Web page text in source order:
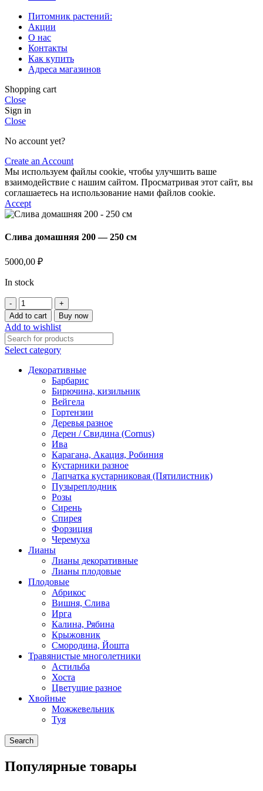
Питомник растений:
Акции
О нас
Контакты
Как купить
Адреса магазинов
Shopping cart
Close
Sign in
Close
No account yet?
Create an Account
Мы используем файлы cookie, чтобы улучшить ваше
взаимодействие с нашим сайтом. Просматривая этот сайт, вы
соглашаетесь на использование нами файлов cookie.
Accept
Слива домашняя 200 — 250 см
5000,00 ₽
In stock
Слива
домашняя
200
-
250
см
quantity
Add to cart Buy now
Add to wishlist
Select category
Декоративные
Барбарис
Бирючина, кизильник
Вейгела
Гортензии
Деревья разное
Дерен / Свидина (Cornus)
Ива
Карагана, Акация, Робиния
Кустарники разное
Лапчатка кустарниковая (Пятилистник)
Пузыреплодник
Розы
Сирень
Спирея
Форзиция
Черемуха
Лианы
Лианы декоративные
Лианы плодовые
Плодовые
Абрикос
Вишня, Слива
Ирга
Калина, Рябина
Крыжовник
Смородина, Йошта
Травянистые многолетники
Астильба
Хоста
Цветущие разное
Хвойные
Можжевельник
Туя
Search
Популярные товары